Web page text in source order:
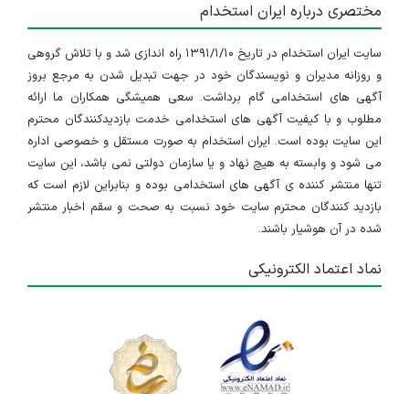
طراحی و پیاده‌سازی سیستم‌های کنترل خودکار است که
به‌صورت خودکار، دقیق و بهینه عمل کرده و کمترین نیاز را
به مداخله انسانی داشته باشند؛ این کنترل می‌تواند بر روی
طیف گسترده ای از سیستم‌ها اعمال شود؛ از تجهیزات
ساده‌ای مانند ترموستات کولر گازی گرفته تا سامانه های
پیچیده‌ای همچون کنترل پرواز هواپیما یا فرآیندهای خودکار
در خطوط تولید صنعتی. مهندسی برق شامل چندین گرایش
از جمله برق قدرت ،برق کنترل
برق قدرت عمدتاً بر تولید، انتقال و توزیع برق متمرکز بوده و
با ولتاژهای بالا سروکار دارد؛ اما مهندس برق کنترل در حوزه
اتوماسیون و کنترل فرآیندها فعالیت می‌کند و بیشتر با
مختصری درباره ایران استخدام
سایت ایران استخدام در تاریخ ۱۳۹۱/۱/۱۰ راه اندازی شد و با تلاش گروهی
و روزانه مدیران و نویسندگان خود در جهت تبدیل شدن به مرجع بروز
آگهی های استخدامی گام برداشت. سعی همیشگی همکاران ما ارائه
مطلوب و با کیفیت آگهی های استخدامی خدمت بازدیدکنندگان محترم
این سایت بوده است. ایران استخدام به صورت مستقل و خصوصی اداره
می شود و وابسته به هیچ نهاد و یا سازمان دولتی نمی باشد، این سایت
تنها منتشر کننده ی آگهی های استخدامی بوده و بنابراین لازم است که
بازدید کنندگان محترم سایت خود نسبت به صحت و سقم اخبار منتشر
شده در آن هوشیار باشند.
نماد اعتماد الکترونیکی